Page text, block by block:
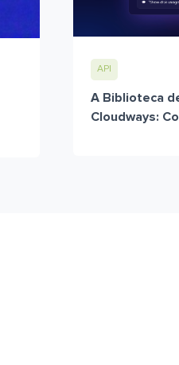
API
A Biblioteca
Cloudways: